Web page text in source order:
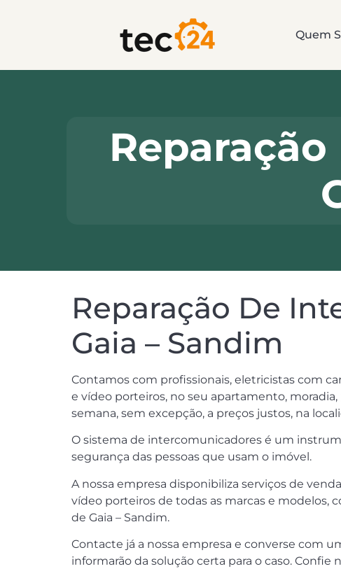
Quem
Reparação De
Gaia – Sandim
Contamos com profissionais, eletricistas com
e vídeo porteiros, no seu apartamento,
semana, sem excepção, a preços justos, na
O sistema de intercomunicadores é um
segurança das pessoas que usam o imóvel.
A nossa empresa disponibiliza serviços de
vídeo porteiros de todas as marcas e modelos,
de Gaia – Sandim.
Contacte já a nossa empresa e converse com
informarão da solução certa para o caso. Confie